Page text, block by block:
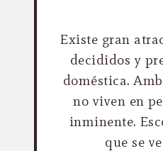
Existe gran
decididos y
doméstica.
no viven en
inminente.
que se